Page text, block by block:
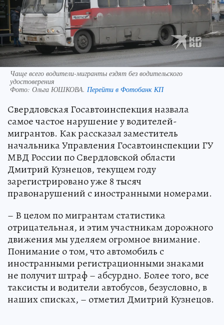
Чаще всего водители-мигранты ездят без водительского
удостоверения
Фото: Ольга ЮШКОВА. Перейти в Фотобанк КП
Свердловская Госавтоинспекция назвала
самое частое нарушение у водителей-
мигрантов. Как рассказал заместитель
начальника Управления Госавтоинспекции ГУ
МВД России по Свердловской области
Дмитрий Кузнецов, текущем году
зарегистрировано уже 8 тысяч
правонарушений с иностранными номерами.
– В целом по мигрантам статистика
отрицательная, и этим участникам дорожного
движения мы уделяем огромное внимание.
Понимание о том, что автомобиль с
иностранными регистрационными знаками
не получит штраф – абсурдно. Более того, все
таксисты и водители автобусов, безусловно, в
наших списках, – отметил Дмитрий Кузнецов.